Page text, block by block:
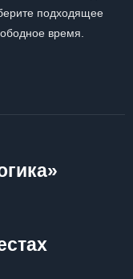
подходящее
время.